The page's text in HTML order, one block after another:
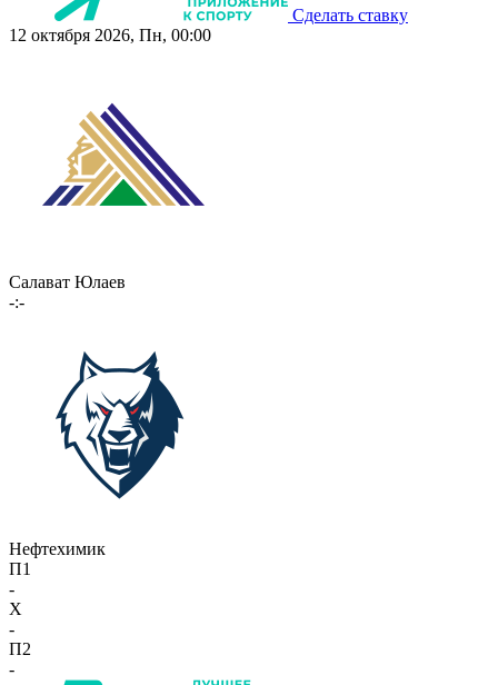
Сделать ставку
12 октября 2026, Пн, 00:00
Салават Юлаев
-:-
Нефтехимик
П1
-
X
-
П2
-